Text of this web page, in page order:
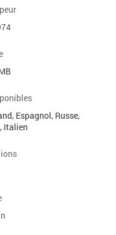
Espagnol, Russe,
Italien